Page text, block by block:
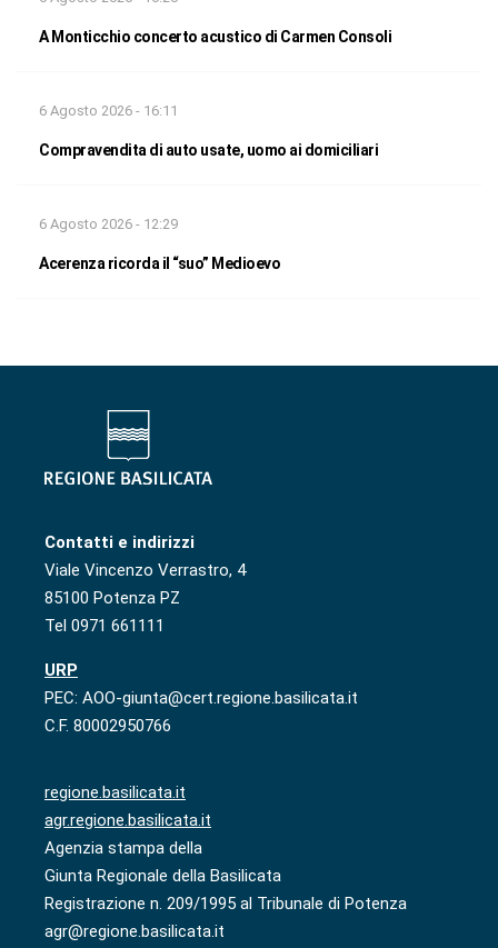
A Monticchio concerto acustico di Carmen Consoli
6 Agosto 2026 - 16:11
Compravendita di auto usate, uomo ai domiciliari
6 Agosto 2026 - 12:29
Acerenza ricorda il “suo” Medioevo
Contatti e indirizzi
Viale Vincenzo Verrastro, 4
85100 Potenza PZ
Tel 0971 661111
URP
PEC: AOO-giunta@cert.regione.basilicata.it
C.F. 80002950766
regione.basilicata.it
agr.regione.basilicata.it
Agenzia stampa della
Giunta Regionale della Basilicata
Registrazione n. 209/1995 al Tribunale di Potenza
agr@regione.basilicata.it